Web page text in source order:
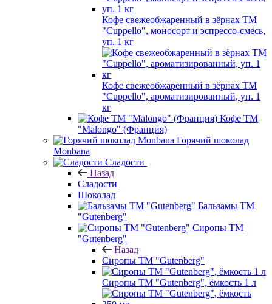
Кофе свежеобжаренный в зёрнах ТМ
"Cuppello", моносорт и эспрессо-смесь,
уп. 1 кг
Кофе свежеобжаренный в зёрнах ТМ
"Cuppello", ароматизированный, уп. 1
кг
Кофе ТМ
"Malongo" (Франция)
Горячий шоколад
Monbana
Сладости
Назад
Сладости
Шоколад
Бальзамы ТМ
"Gutenberg"
Сиропы ТМ
"Gutenberg"
Назад
Сиропы ТМ "Gutenberg"
Сиропы ТМ "Gutenberg", ёмкость 1 л